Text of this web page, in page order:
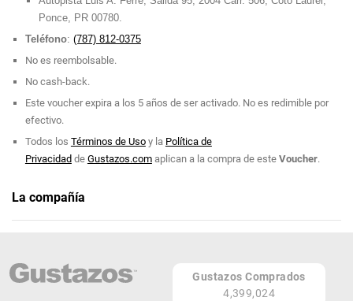
Ponce, PR 00780.
Teléfono: (787) 812-0375
No es reembolsable.
No cash-back.
Este voucher expira a los 5 años de ser activado. No es redimible por
efectivo.
Todos los Términos de Usoy la Política de
Privacidad de Gustazos.comaplican a la compra de este Voucher.
La compañía
Página Web
Gustazos Comprados
4,399,024